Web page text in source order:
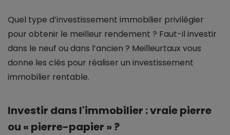
Quel type d’investissement immobilier privilégier
pour obtenir le meilleur rendement ? Faut-il investir
dans le neuf ou dans l’ancien ? Meilleurtaux vous
donne les clés pour réaliser un investissement
immobilier rentable.
Investir dans l'immobilier : vraie pierre
ou « pierre-papier » ?